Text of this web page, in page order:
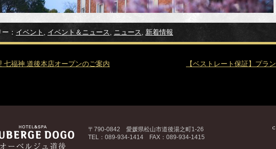
： イベント イベント＆ニュース ニュース 新着情報
七福神 道後本店オープンのご案内 【ベストレート保証】プラン
〒790-0842 愛媛県松山市道後湯之町1-26
TEL：089-934-1414 FAX：089-934-1415